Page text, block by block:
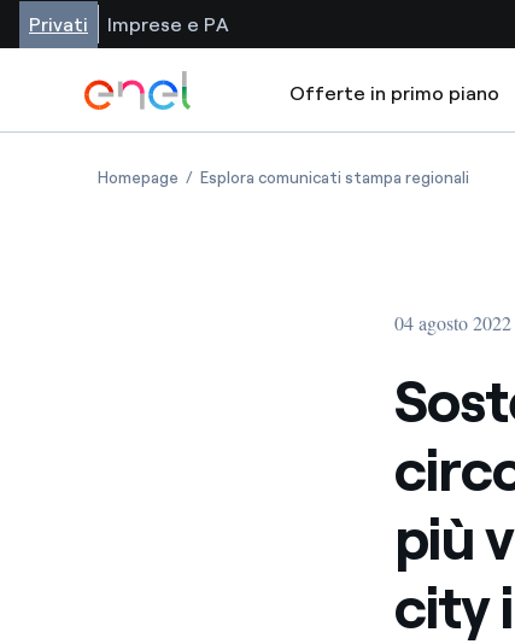
Privati Imprese e PA
Offerte in primo piano
Homepage Esplora comunicati stampa regionali
04 agosto 2022
più
city